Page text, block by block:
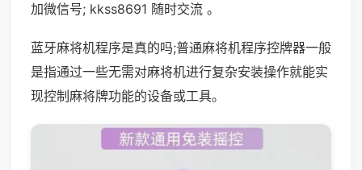
加微信号; kkss8691 随时交流 。
蓝牙麻将机程序是真的吗;普通麻将机程序控牌器一般
是指通过一些无需对麻将机进行复杂安装操作就能实
现控制麻将牌功能的设备或工具。